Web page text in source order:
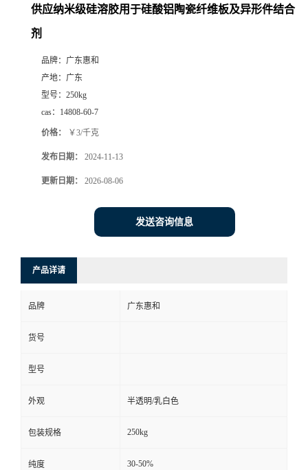
供应纳米级硅溶胶用于硅酸铝陶瓷纤维板及异形件结合
剂
品牌： 广东惠和
产地： 广东
型号： 250kg
cas： 14808-60-7
价格： ￥3/千克
发布日期： 2024-11-13
更新日期： 2026-08-06
发送咨询信息
产品详请
品牌 广东惠和
货号
型号
外观 半透明/乳白色
包装规格 250kg
纯度 30-50%